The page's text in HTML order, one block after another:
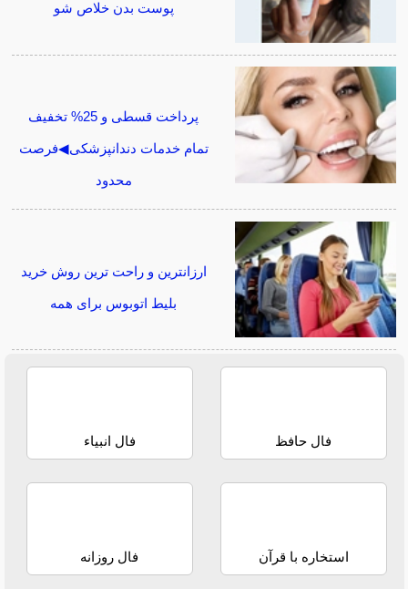
پوست بدن خلاص شو
پرداخت قسطی و 25% تخفیف
تمام خدمات دندانپزشکی◀فرصت
محدود
ارزانترین و راحت ترین روش خرید
بلیط اتوبوس برای همه
فال حافظ فال انبیاء
استخاره با قرآن فال روزانه